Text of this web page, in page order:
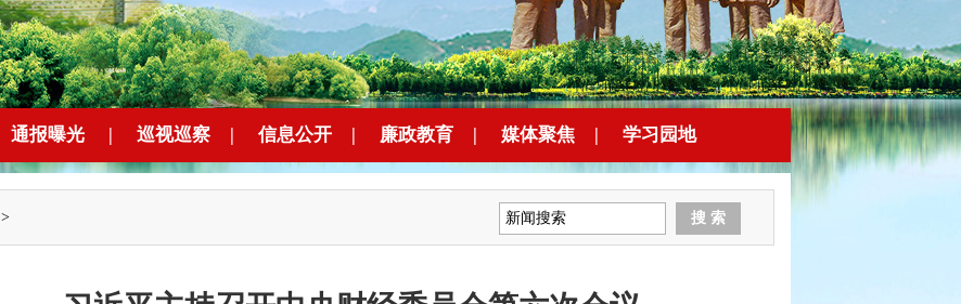
通报曝光 | 巡视巡察 | 信息公开 | 廉政教育 | 媒体聚焦 | 学习园地
>